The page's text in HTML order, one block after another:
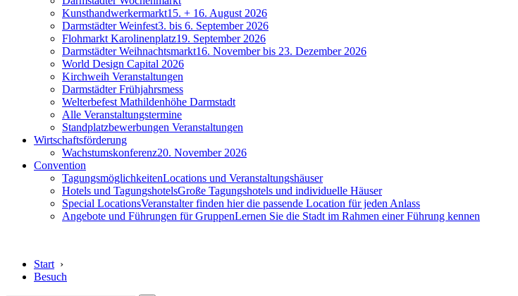
Kunsthandwerkermarkt15. + 16. August 2026
Darmstädter Weinfest3. bis 6. September 2026
Flohmarkt Karolinenplatz19. September 2026
Darmstädter Weihnachtsmarkt16. November bis 23. Dezember 2026
World Design Capital 2026
Kirchweih Veranstaltungen
Darmstädter Frühjahrsmess
Welterbefest Mathildenhöhe Darmstadt
Alle Veranstaltungstermine
Standplatzbewerbungen Veranstaltungen
Wirtschaftsförderung
Wachstumskonferenz20. November 2026
Convention
TagungsmöglichkeitenLocations und Veranstaltungshäuser
Hotels und TagungshotelsGroße Tagungshotels und individuelle Häuser
Special LocationsVeranstalter finden hier die passende Location für jeden Anlass
Angebote und Führungen für GruppenLernen Sie die Stadt im Rahmen einer Führung kennen
Start ›
Besuch